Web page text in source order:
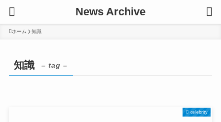
News Archive
ホーム 知識
知識 – tag –
celebrity